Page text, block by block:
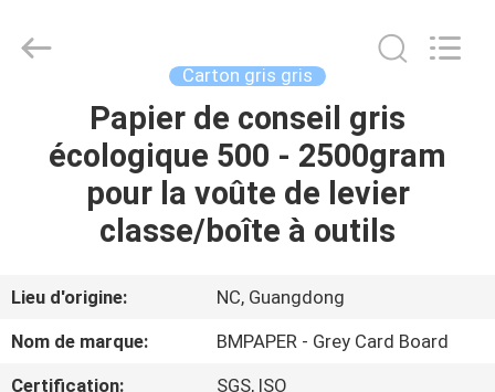
MAISON
À
PROPOS
GUANGZHOU
BMPAPER
Carton gris gris
Papier de conseil gris
écologique 500 - 2500gram
pour la voûte de levier
classe/boîte à outils
Lieu d'origine:
NC, Guangdong
Nom de marque:
BMPAPER - Grey Card Board
Certification:
SGS, ISO